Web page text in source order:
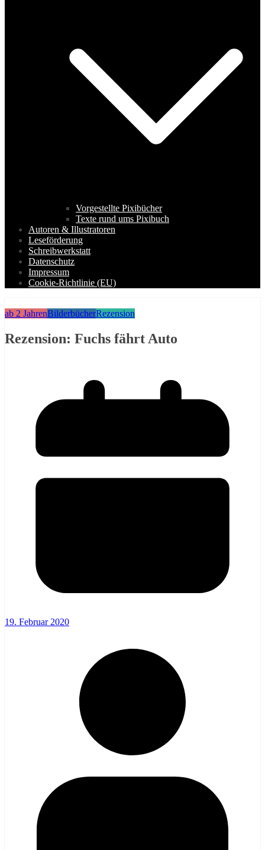
Vorgestellte Pixibücher
Texte rund ums Pixibuch
Autoren & Illustratoren
Leseförderung
Schreibwerkstatt
Datenschutz
Impressum
Cookie-Richtlinie (EU)
ab 2 JahrenBilderbücherRezension
Rezension: Fuchs fährt Auto
19. Februar 2020